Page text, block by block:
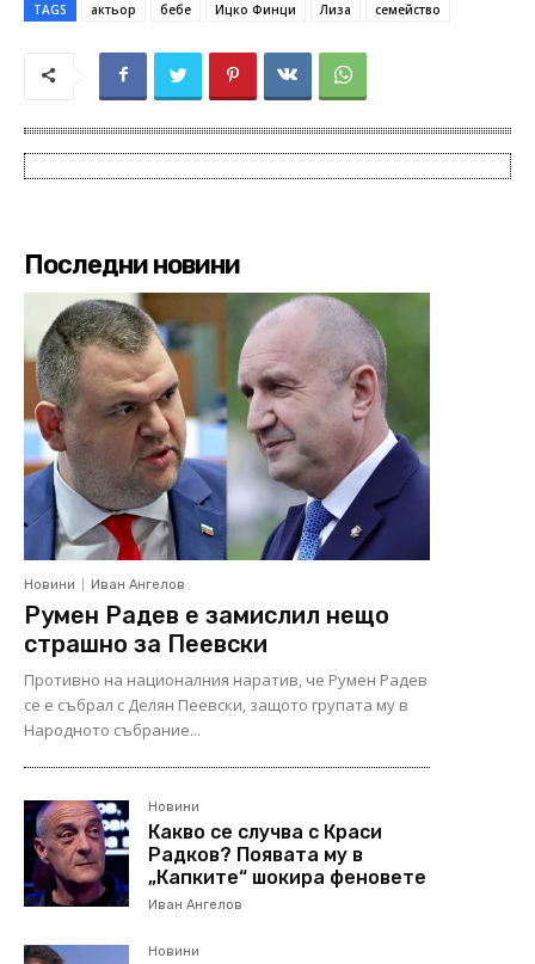
TAGS актьор бебе Ицко Финци Лиза семейство
Последни новини
Новини Иван Ангелов
Румен Радев е замислил нещо
страшно за Пеевски
Противно на националния наратив, че Румен Радев
се е събрал с Делян Пеевски, защото групата му в
Народното събрание...
Новини
Какво се случва с Краси
Радков? Появата му в
„Капките“ шокира феновете
Иван Ангелов
Новини